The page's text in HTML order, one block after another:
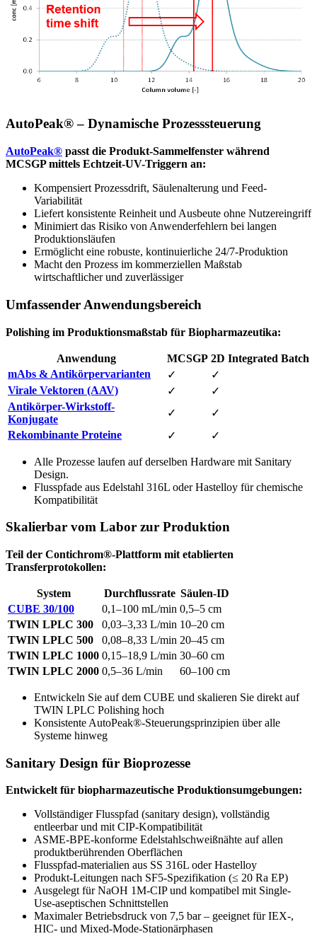
AutoPeak® – Dynamische Prozesssteuerung
AutoPeak® passt die Produkt-Sammelfenster während
MCSGP mittels Echtzeit-UV-Triggern an:
Kompensiert Prozessdrift, Säulenalterung und Feed-
Variabilität
Liefert konsistente Reinheit und Ausbeute ohne Nutzereingriff
Minimiert das Risiko von Anwenderfehlern bei langen
Produktionsläufen
Ermöglicht eine robuste, kontinuierliche 24/7-Produktion
Macht den Prozess im kommerziellen Maßstab
wirtschaftlicher und zuverlässiger
Umfassender Anwendungsbereich
Polishing im Produktionsmaßstab für Biopharmazeutika:
Anwendung MCSGP 2D Integrated Batch
mAbs & Antikörpervarianten
✓
✓
Virale Vektoren (AAV)
✓
✓
Antikörper-Wirkstoff-
Konjugate
✓
✓
Rekombinante Proteine
✓ ✓
Alle Prozesse laufen auf derselben Hardware mit Sanitary
Design.
Flusspfade aus Edelstahl 316L oder Hastelloy für chemische
Kompatibilität
Skalierbar vom Labor zur Produktion
Teil der Contichrom®-Plattform mit etablierten
Transferprotokollen:
System Durchflussrate Säulen-ID
CUBE 30/100
0,1–100 mL/min 0,5–5 cm
TWIN LPLC 300
0,03–3,33 L/min 10–20 cm
TWIN LPLC 500
0,08–8,33 L/min 20–45 cm
TWIN LPLC 1000 0,15–18,9 L/min 30–60 cm
TWIN LPLC 2000 0,5–36 L/min 60–100 cm
Entwickeln Sie auf dem CUBE und skalieren Sie direkt auf
TWIN LPLC Polishing hoch
Konsistente AutoPeak®-Steuerungsprinzipien über alle
Systeme hinweg
Sanitary Design für Bioprozesse
Entwickelt für biopharmazeutische Produktionsumgebungen:
Vollständiger Flusspfad (sanitary design), vollständig
entleerbar und mit CIP-Kompatibilität
ASME-BPE-konforme Edelstahlschweißnähte auf allen
produktberührenden Oberflächen
Flusspfad-materialien aus SS 316L oder Hastelloy
Produkt-Leitungen nach SF5-Spezifikation (≤ 20 Ra EP)
Ausgelegt für NaOH 1M-CIP und kompatibel mit Single-
Use-aseptischen Schnittstellen
Maximaler Betriebsdruck von 7,5 bar – geeignet für IEX-,
HIC- und Mixed-Mode-Stationärphasen